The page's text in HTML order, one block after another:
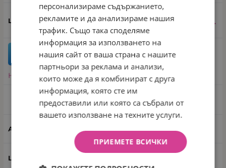
15.85€ / 31.00 лв.
бр. КУПИ
Направи запитване
20948
Цвят: Червен
персонализираме съдържанието,
рекламите и да анализираме нашия
трафик. Също така споделяме
информация за използването на
нашия сайт от ваша страна с нашите
партньори за реклама и анализи,
които може да я комбинират с друга
информация, която сте им
предоставили или която са събрали от
вашето използване на техните услуги.
ПРИЕМЕТЕ ВСИЧКИ